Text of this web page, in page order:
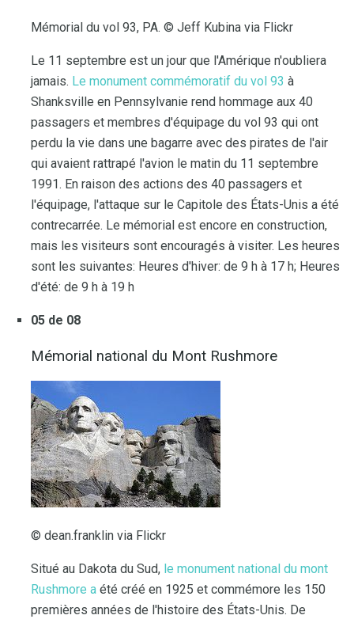
Mémorial du vol 93, PA. © Jeff Kubina via Flickr
Le 11 septembre est un jour que l'Amérique n'oubliera
jamais. Le monument commémoratif du vol 93 à
Shanksville en Pennsylvanie rend hommage aux 40
passagers et membres d'équipage du vol 93 qui ont
perdu la vie dans une bagarre avec des pirates de l'air
qui avaient rattrapé l'avion le matin du 11 septembre
1991. En raison des actions des 40 passagers et
l'équipage, l'attaque sur le Capitole des États-Unis a été
contrecarrée. Le mémorial est encore en construction,
mais les visiteurs sont encouragés à visiter. Les heures
sont les suivantes: Heures d'hiver: de 9 h à 17 h; Heures
d'été: de 9 h à 19 h
05 de 08
Mémorial national du Mont Rushmore
© dean.franklin via Flickr
Situé au Dakota du Sud, le monument national du mont
Rushmore a été créé en 1925 et commémore les 150
premières années de l'histoire des États-Unis. De